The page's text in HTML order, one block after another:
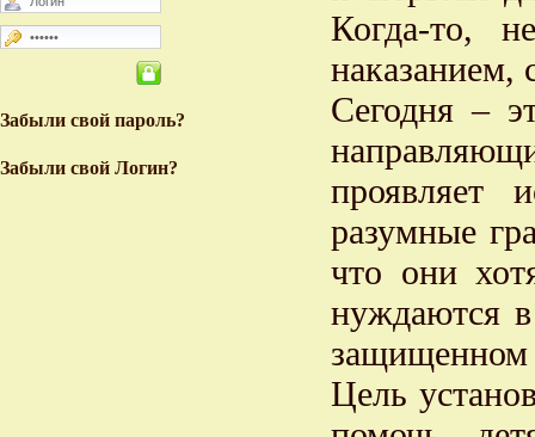
Забыли свой пароль?
Забыли свой Логин?
Когда-то,
наказанием,
Сегодня –
проявляет
разумные
что они
нуждаются
защищенном
Цель